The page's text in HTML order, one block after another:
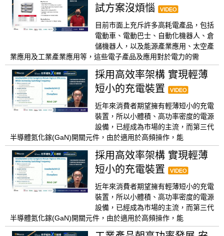
試方案沒煩惱
目前市面上充斥許多高耗電產品，包括
電動車、電動巴士、自動化機器人、倉
儲機器人，以及能源產業應用、太空產
業應用及工業產業應用等，這些電子產品及應用對於電力的需
採用高效率架構 實現輕薄
短小的充電裝置
近年來消費者期望擁有輕薄短小的充電
裝置，所以小體積、高功率密度的電源
設備，已經成為市場的主流，而第三代
半導體氮化鎵(GaN)開關元件，由於適用於高頻操作，能
採用高效率架構 實現輕薄
短小的充電裝置
近年來消費者期望擁有輕薄短小的充電
裝置，所以小體積、高功率密度的電源
設備，已經成為市場的主流，而第三代
半導體氮化鎵(GaN)開關元件，由於適用於高頻操作，能